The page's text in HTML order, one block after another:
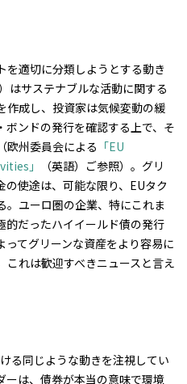
を適切に分類しようとする動き
はサステナブルな活動に関する
作成し、投資家は気候変動の緩
ンドの発行を確認する上で、そ
欧州委員会による 「EU
」
（英語）ご参照）。グリ
使途は、可能な限り、EUタク
。ユーロ圏の企業、特にこれま
的だったハイイールド債の発行
てグリーンな資産をより容易に
れは歓迎すべきニュースと言え
る同じような動きを注視してい
ーは、債券が本当の意味で環境